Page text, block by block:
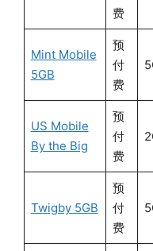
费
Mint Mobile
5GB
预
付
费
US Mobile
By the Big
预
付
费
Twigby 5GB
预
付
费